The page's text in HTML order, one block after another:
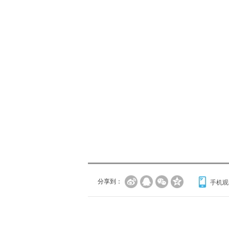
分享到： 手机